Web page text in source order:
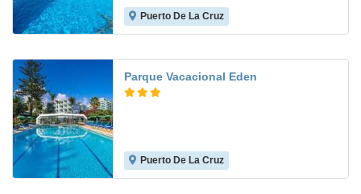
Puerto De La Cruz
Parque Vacacional Eden
Puerto De La Cruz